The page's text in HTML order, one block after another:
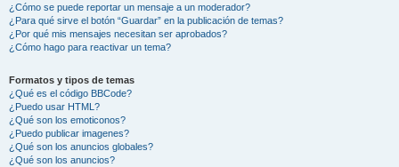
¿Cómo se puede reportar un mensaje a un moderador?
¿Para qué sirve el botón “Guardar” en la publicación de temas?
¿Por qué mis mensajes necesitan ser aprobados?
¿Cómo hago para reactivar un tema?
Formatos y tipos de temas
¿Qué es el código BBCode?
¿Puedo usar HTML?
¿Qué son los emoticonos?
¿Puedo publicar imagenes?
¿Qué son los anuncios globales?
¿Qué son los anuncios?